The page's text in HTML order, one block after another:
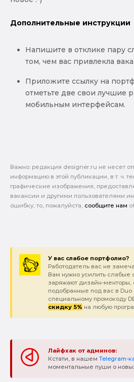
Дополнительные инструкции
Напишите в отклике пару
том, чем вас привлекла
Приложите ссылку на
отметьте две свои лучшие
мобильным интерфейсам.
Важно: pедакция designer.ru не несет
информацию в этой публикации, в т. ч.
графические изображения,
вакансии и другими пользователями
ошибку, то, пожалуйста, сообщите нам
У вас слабое портфолио?
Работодатель вас не
Вам нужно усилить слабые
заряжают дизайн-менторы,
подобранные под вас в Duo
специальному промокоду
скидку 5% на любую
Лайфхак от админов:
Кстати, в нашем Telegram-
моментальные пуши о